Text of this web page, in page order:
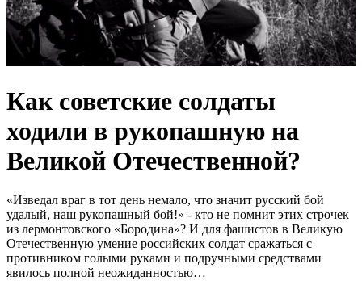
Как советские солдаты
ходили в рукопашную на
Великой Отечественной?
«Изведал враг в тот день немало, что значит русский бой
удалый, наш рукопашный бой!» - кто не помнит этих строчек
из лермонтовского «Бородина»? И для фашистов в Великую
Отечественную умение российских солдат сражаться с
противником голыми руками и подручными средствами
явилось полной неожиданностью…